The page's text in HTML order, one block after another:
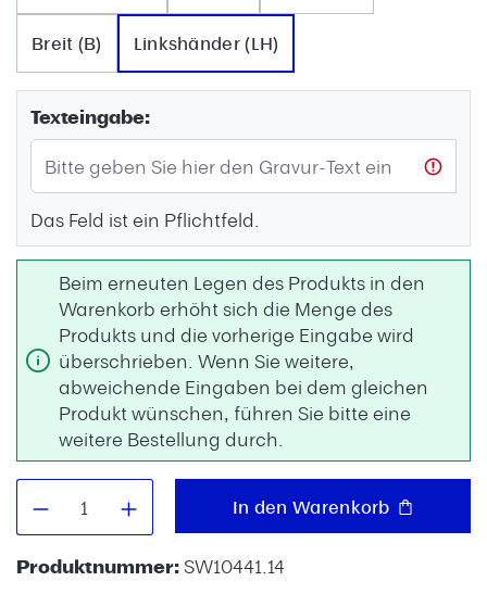
Breit (B) Linkshänder (LH)
Texteingabe:
Das Feld ist ein Pflichtfeld.
Beim erneuten Legen des Produkts in den
Warenkorb erhöht sich die Menge des
Produkts und die vorherige Eingabe wird
überschrieben. Wenn Sie weitere,
abweichende Eingaben bei dem gleichen
Produkt wünschen, führen Sie bitte eine
weitere Bestellung durch.
Produkt Anzahl: Gib denIn den Warenkorb
Produktnummer:SW10441.14